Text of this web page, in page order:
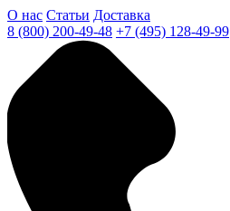
О нас Статьи Доставка
8 (800) 200-49-48 +7 (495) 128-49-99